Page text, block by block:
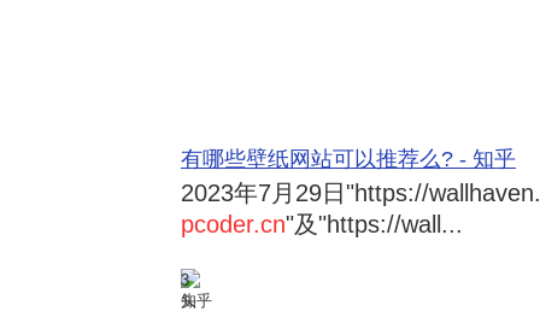
有哪些壁纸网站可以推荐么? - 知乎
2023年7月29日 "https://
pcoder.cn"及"https://wall...
3
知乎